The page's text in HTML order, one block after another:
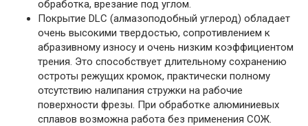
обработка, врезание под углом.
Покрытие DLC (алмазоподобный углерод) обладает
очень высокими твердостью, сопротивлением к
абразивному износу и очень низким коэффициентом
трения. Это способствует длительному сохранению
остроты режущих кромок, практически полному
отсутствию налипания стружки на рабочие
поверхности фрезы. При обработке алюминиевых
сплавов возможна работа без применения СОЖ.